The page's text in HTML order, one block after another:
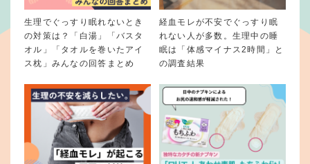
生理でぐっすり眠れないとき
の対策は？「白湯」「バスタ
オル」「タオルを巻いたアイ
ス枕」みんなの回答まとめ
経血モレが不安でぐっすり眠
れない人が多数。生理中の睡
眠は「体感マイナス2時間」と
の調査結果